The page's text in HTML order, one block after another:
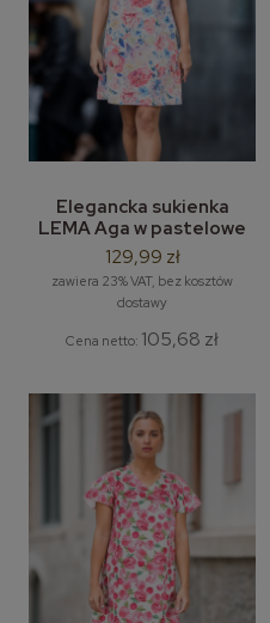
Elegancka sukienka
LEMA Aga w pastelowe
kwiaty- M-3XL
129,99 zł
zawiera 23% VAT, bez kosztów
dostawy
Cena netto: 105,68 zł